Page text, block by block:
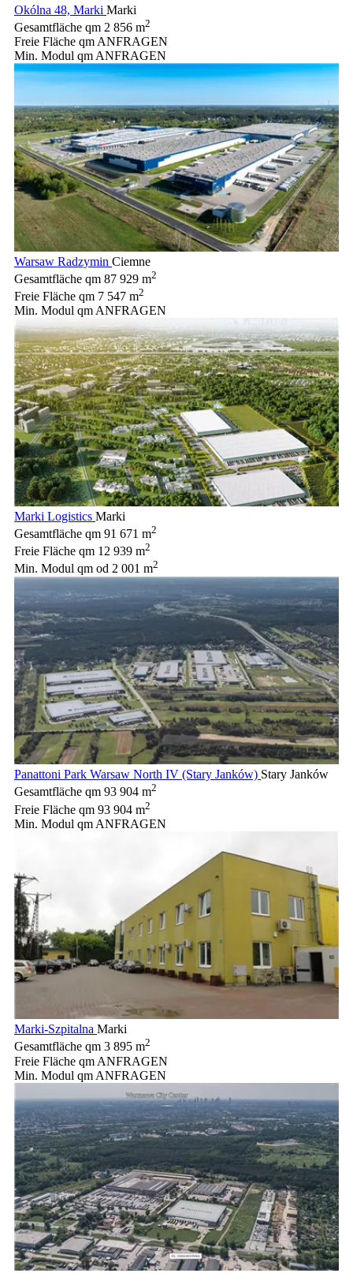
Okólna 48, Marki Marki
Gesamtfläche qm 2 856 m2
Freie Fläche qm ANFRAGEN
Min. Modul qm ANFRAGEN
Warsaw Radzymin Ciemne
Gesamtfläche qm 87 929 m2
Freie Fläche qm 7 547 m2
Min. Modul qm ANFRAGEN
Marki Logistics Marki
Gesamtfläche qm 91 671 m2
Freie Fläche qm 12 939 m2
Min. Modul qm od 2 001 m2
Panattoni Park Warsaw North IV (Stary Janków) Stary Janków
Gesamtfläche qm 93 904 m2
Freie Fläche qm 93 904 m2
Min. Modul qm ANFRAGEN
Marki-Szpitalna Marki
Gesamtfläche qm 3 895 m2
Freie Fläche qm ANFRAGEN
Min. Modul qm ANFRAGEN